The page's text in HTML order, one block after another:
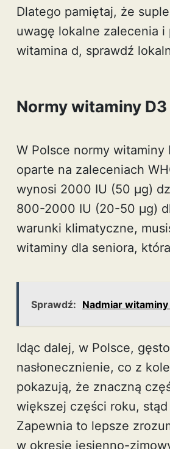
Dlatego pamiętaj, że
uwagę lokalne zalecenia
witamina d, sprawdź
Normy witaminy
W Polsce normy
oparte na zaleceniach
wynosi 2000 IU (50 µg)
800-2000 IU (20-50 µg)
warunki klimatyczne,
witaminy dla seniora,
Sprawdź: Nadmiar
Idąc dalej, w Polsce,
nasłonecznienie, co z
pokazują, że znaczną
większej części roku,
Zapewnia to lepsze
w okresie jesienno-